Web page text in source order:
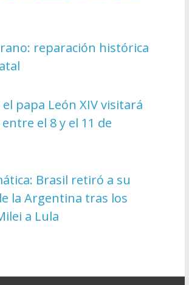
reparación histórica
papa León XIV visitará
el 8 y el 11 de
Brasil retiró a su
la Argentina tras los
a Lula